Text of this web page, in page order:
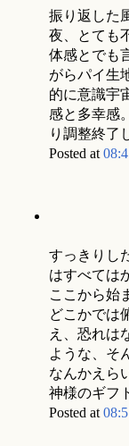
振り返した
夜、とても
体感とでも
がらパイ生
的に意識宇
感と多幸感
り調整終了
Posted at
すっきりし
はすべては
ここから始
どこかでは
え、恐れは
ような、そ
なんかえら
神様のギフ
Posted at